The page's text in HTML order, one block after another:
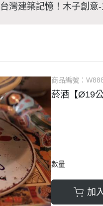
台灣建築記憶！ 木子創意
商品編號：
菸酒【Ø19
數量
加